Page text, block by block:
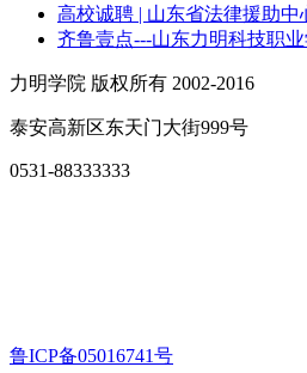
高校诚聘 | 山东省法律援助
齐鲁壹点---山东力明科技职
力明学院 版权所有 2002-2016
泰安高新区东天门大街999号
0531-88333333
鲁ICP备05016741号